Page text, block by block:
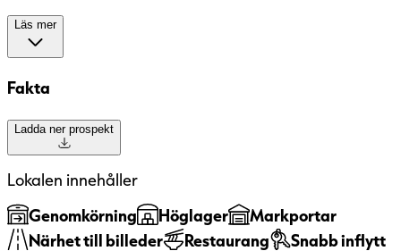
Läs mer
Fakta
Ladda ner prospekt
Lokalen innehåller
Genomkörning Höglager
Markportar
Närhet till billeder
Restaurang
Snabb inflytt